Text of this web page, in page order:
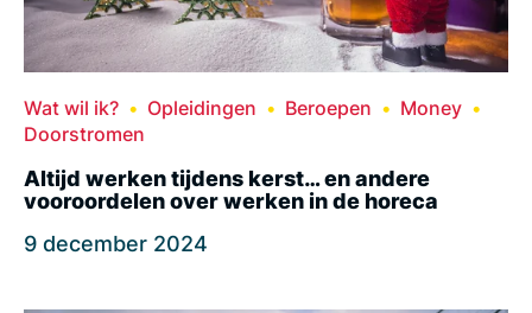
Wat wil ik? Opleidingen Beroepen
Money
Doorstromen
Altijd werken tijdens kerst… en andere
vooroordelen over werken in de horeca
9 december 2024